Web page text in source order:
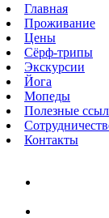
Главная
Проживание
Цены
Сёрф-трипы
Экскурсии
Йога
Мопеды
Полезные
Контакты